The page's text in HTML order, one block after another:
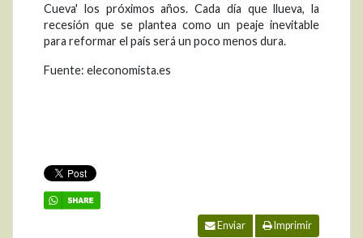
Cueva' los próximos años. Cada día que llueva, la
recesión que se plantea como un peaje inevitable
para reformar el país será un poco menos dura.
Fuente: eleconomista.es
Enviar Imprimir